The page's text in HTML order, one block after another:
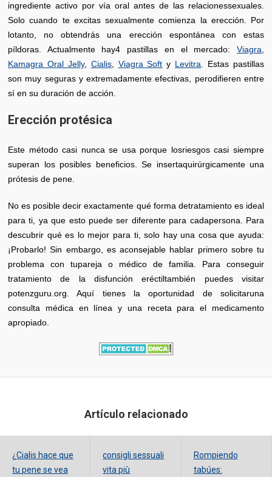
ingrediente activo por vía oral antes de las relacionessexuales.
Solo cuando te excitas sexualmente comienza la erección. Por
lotanto, no obtendrás una erección espontánea con estas
píldoras. Actualmente hay4 pastillas en el mercado: Viagra
Kamagra Oral Jelly, Cialis, Viagra Soft y Levitra . Estas pastillas
son muy seguras y extremadamente efectivas, perodifieren entre
sí en su duración de acción.
Erección protésica
Este método casi nunca se usa porque losriesgos casi siempre
superan los posibles beneficios. Se insertaquirúrgicamente una
prótesis de pene.
No es posible decir exactamente qué forma detratamiento es ideal
para ti, ya que esto puede ser diferente para cadapersona. Para
descubrir qué es lo mejor para ti, solo hay una cosa que ayuda:
¡Probarlo! Sin embargo, es aconsejable hablar primero sobre tu
problema con tupareja o médico de familia. Para conseguir
tratamiento de la disfunción eréctiltambién puedes visitar
potenzguru.org. Aquí tienes la oportunidad de solicitaruna
consulta médica en línea y una receta para el medicamento
apropiado.
Artículo relacionado
¿Cialis hace que
tu pene se vea
consigli sessuali
vita più
Rompiendo
tabúes: